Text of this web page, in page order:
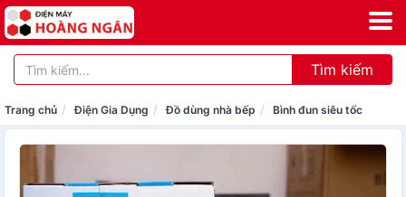
Tìm kiếm
Trang chủ Điện Gia Dụng Đồ dùng nhà bếp Bình đun siêu tốc